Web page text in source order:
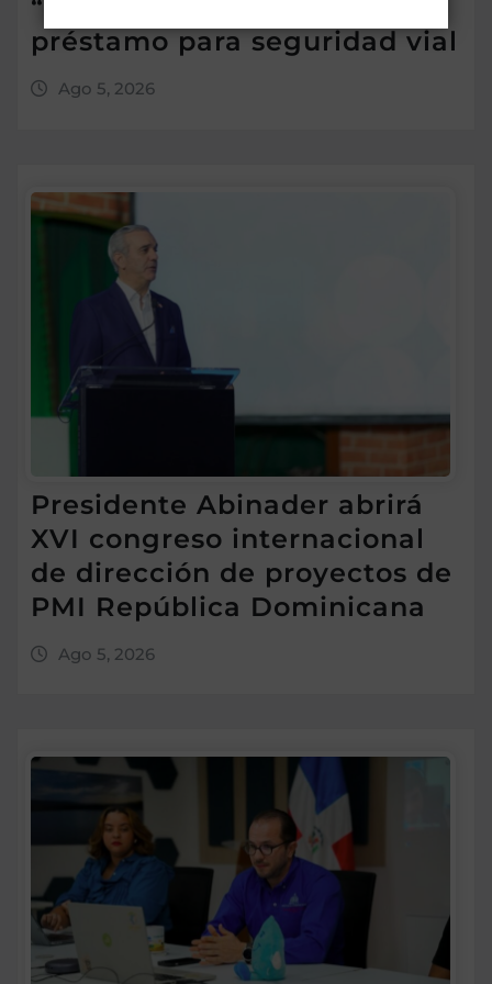
“leer más” antes de criticar
préstamo para seguridad vial
Ago 5, 2026
Presidente Abinader abrirá
XVI congreso internacional
de dirección de proyectos de
PMI República Dominicana
Ago 5, 2026